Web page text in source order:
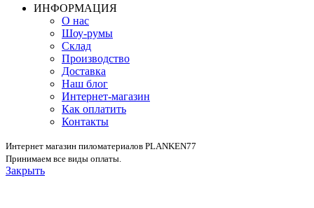
ИНФОРМАЦИЯ
О нас
Шоу-румы
Склад
Производство
Доставка
Наш блог
Интернет-магазин
Как оплатить
Контакты
Интернет магазин пиломатериалов PLANKEN77
Принимаем все виды оплаты.
Закрыть